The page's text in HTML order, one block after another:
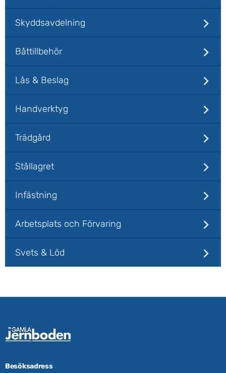
Skyddsavdelning
Båttillbehör
Lås & Beslag
Handverktyg
Trädgård
Stållagret
Infästning
Arbetsplats och Förvaring
Svets & Löd
Besöksadress